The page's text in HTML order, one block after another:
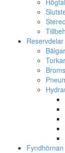
Stereo
Reservdelar
Bälgar
Broms
Fyndhörnan